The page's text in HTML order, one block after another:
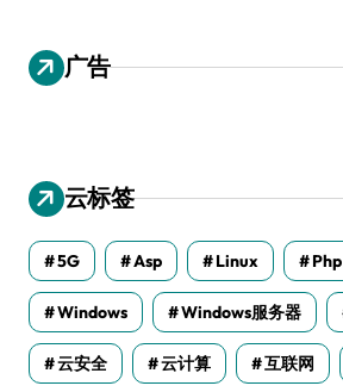
广告
云标签
5G Asp Linux Php
Windows Windows服务器
云安全 云计算 互联网